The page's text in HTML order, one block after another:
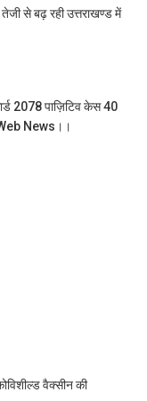
से बढ़ रही उत्तराखण्ड में
2078 पाज़िटिव केस 40
News।।
वैक्सीन की